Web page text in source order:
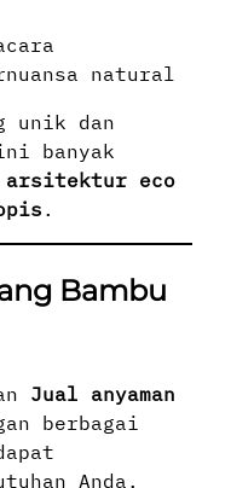
natural
unik dan
banyak
arsitektur eco
.
Bambu
Jual anyaman
berbagai
Anda.